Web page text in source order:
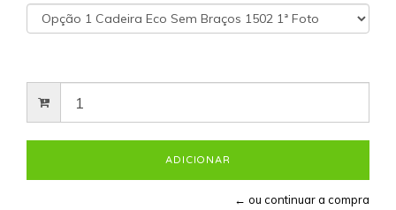
← ou continuar a compra